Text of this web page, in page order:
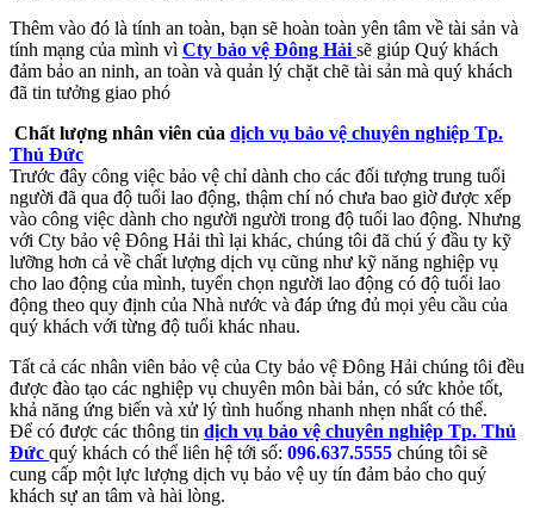
Thêm vào đó là tính an toàn, bạn sẽ hoàn toàn yên tâm về tài sản và
tính mạng của mình vì Cty bảo vệ Đông Hảisẽ giúp Quý khách
đảm bảo an ninh, an toàn và quản lý chặt chẽ tài sản mà quý khách
đã tin tưởng giao phó
Chất lượng nhân viên của dịch vụ bảo vệ chuyên nghiệp Tp.
Thủ Đức
Trước đây công việc bảo vệ chỉ dành cho các đối tượng trung tuổi
người đã qua độ tuổi lao động, thậm chí nó chưa bao giờ được xếp
vào công việc dành cho người người trong độ tuổi lao động. Nhưng
với Cty bảo vệ Đông Hải thì lại khác, chúng tôi đã chú ý đầu ty kỹ
lưỡng hơn cả về chất lượng dịch vụ cũng như kỹ năng nghiệp vụ
cho lao động của mình, tuyển chọn người lao động có độ tuổi lao
động theo quy định của Nhà nước và đáp ứng đủ mọi yêu cầu của
quý khách với từng độ tuổi khác nhau.
Tất cả các nhân viên bảo vệ của Cty bảo vệ Đông Hải chúng tôi đều
được đào tạo các nghiệp vụ chuyên môn bài bản, có sức khỏe tốt,
khả năng ứng biến và xử lý tình huống nhanh nhẹn nhất có thể.
Để có được các thông tin dịch vụ bảo vệ chuyên nghiệp Tp. Thủ
Đức quý khách có thể liên hệ tới số: 096.637.5555 chúng tôi sẽ
cung cấp một lực lượng dịch vụ bảo vệ uy tín đảm bảo cho quý
khách sự an tâm và hài lòng.